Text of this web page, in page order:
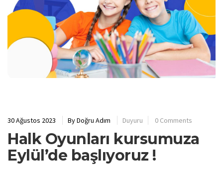
30 Ağustos 2023 ByDoğru Adım Duyuru 0 Comments
Halk Oyunları kursumuza
Eylül’de başlıyoruz !